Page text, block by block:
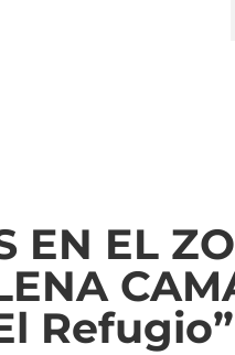
EN EL
Refugio”